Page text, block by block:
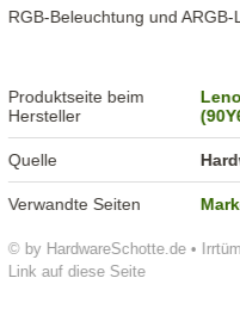
© by HardwareSchotte.de •
Link auf diese Seite
RGB-Beleuchtung und ARGB-
Produktseite beim
Hersteller
Quelle
Verwandte Seiten